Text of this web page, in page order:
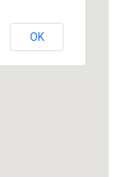
OK